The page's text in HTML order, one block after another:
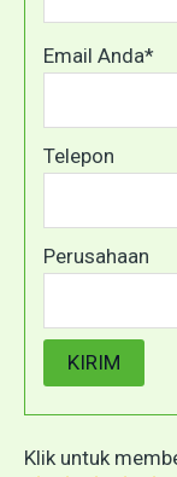
Email Anda*
Telepon
Perusahaan
Klik untuk